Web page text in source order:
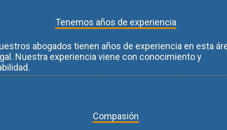
Tenemos años de experiencia
abogados tienen años de experiencia en esta
Nuestra experiencia viene con conocimiento y
Compasión